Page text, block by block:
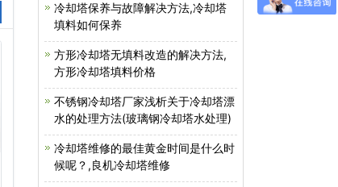
不锈钢冷却塔…
冷却塔保养与故障解决方法,冷却塔
填料如何保养
方形冷却塔无填料改造的解决方法,
方形冷却塔填料价格
不锈钢冷却塔厂家浅析关于冷却塔漂
水的处理方法(玻璃钢冷却塔水处理)
冷却塔维修的最佳黄金时间是什么时
候呢？,良机冷却塔维修